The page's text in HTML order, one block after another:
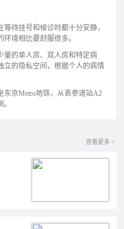
待挂号和候诊时都十分安静，
境相比要舒服很多。
量的单人房、双人房和特定病
立的隐私空间，根据个人的病情
东京Metro地铁，从表参道站A2
查看更多 >